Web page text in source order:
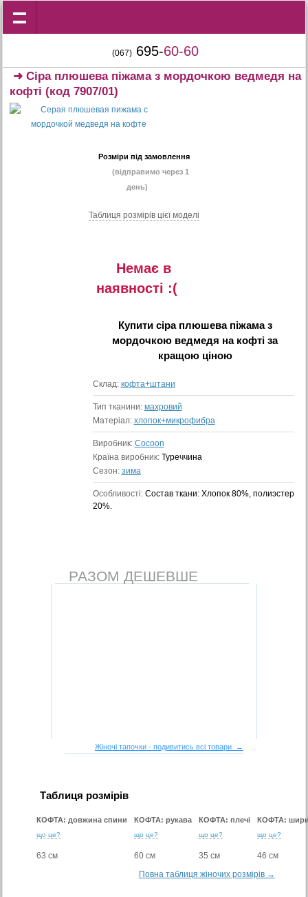
(067) 695-60-60
➜Сіра плюшева піжама з мордочкою ведмедя на
кофті (код 7907/01)
Розміри під замовлення
(відправимо через 1
день)
Таблиця розмiрiв цiєї моделi
Немає в
наявностi :(
Купити сіра плюшева піжама з
мордочкою ведмедя на кофті за
кращою ціною
Склад: кофта+штани
Тип тканини: махровий
Матеріал: хлопок+микрофибра
Виробник: Cocoon
Країна виробник: Туреччина
Сезон: зима
Особливості: Состав ткани: Хлопок 80%, полиэстер
20%.
РАЗОМ ДЕШЕВШЕ
Жіночі тапочки - подивитись всі товари →
Таблиця розмірів
КОФТА: довжина спини
що це?
КОФТА: рукава
що це?
КОФТА: плечі
що це?
КОФТА:
що це?
63 см 60 см 35 см
46 см
Повна таблиця жіночих розмірів →